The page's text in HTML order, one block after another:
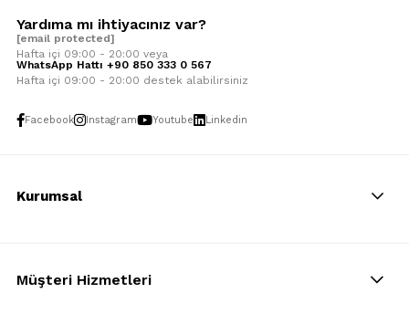
Yardıma mı ihtiyacınız var?
[email protected]
Hafta içi 09:00 - 20:00 veya
WhatsApp Hattı +90 850 333 0 567
Hafta içi 09:00 - 20:00 destek alabilirsiniz
Facebook Instagram Youtube Linkedin
Kurumsal
Müşteri Hizmetleri